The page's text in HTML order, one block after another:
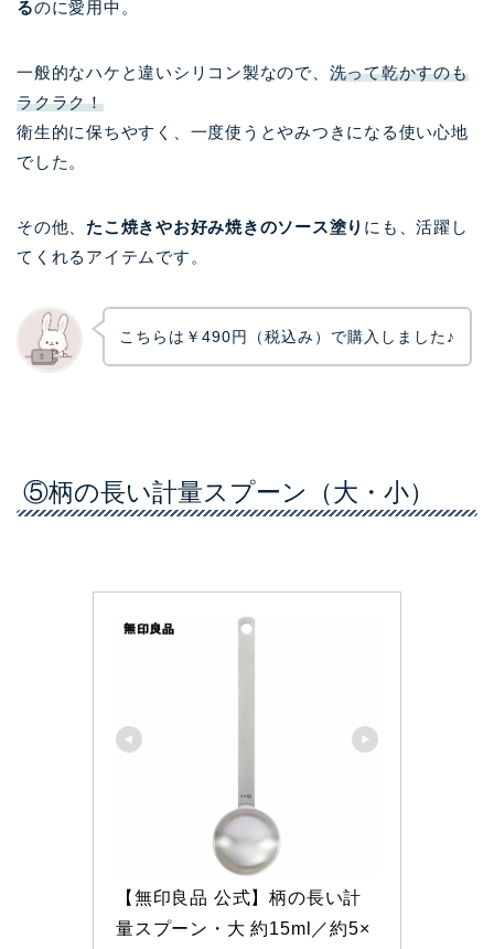
るのに愛用中。
一般的なハケと違いシリコン製なので、 洗って乾かすのも
ラクラク！
衛生的に保ちやすく、一度使うとやみつきになる使い心地
でした。
その他、 たこ焼きやお好み焼きのソース塗り にも、活躍し
てくれるアイテムです。
こちらは￥490円（税込み）で購入しました♪
⑤柄の長い計量スプーン（大・小）
【無印良品 公式】柄の長い計
量スプーン・大 約15ml／約5×